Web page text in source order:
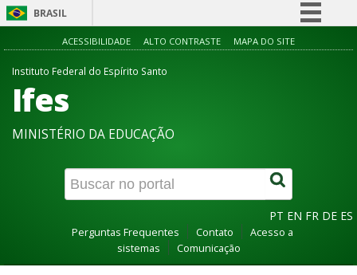
BRASIL
Simplifique!
Canais
ACESSIBILIDADE ALTO CONTRASTE MAPA DO SITE
Instituto Federal do Espírito Santo
Ifes
MINISTÉRIO DA EDUCAÇÃO
PT EN FR DE ES
Perguntas Frequentes Contato
Acesso a
sistemas
Comunicação